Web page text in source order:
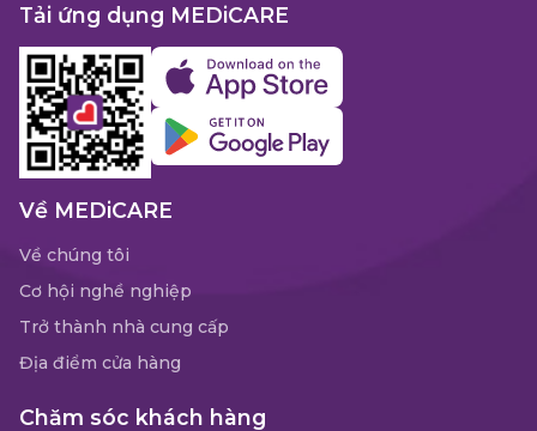
Tải ứng dụng MEDiCARE
Về MEDiCARE
Về chúng tôi
Cơ hội nghề nghiệp
Trở thành nhà cung cấp
Địa điểm cửa hàng
Chăm sóc khách hàng